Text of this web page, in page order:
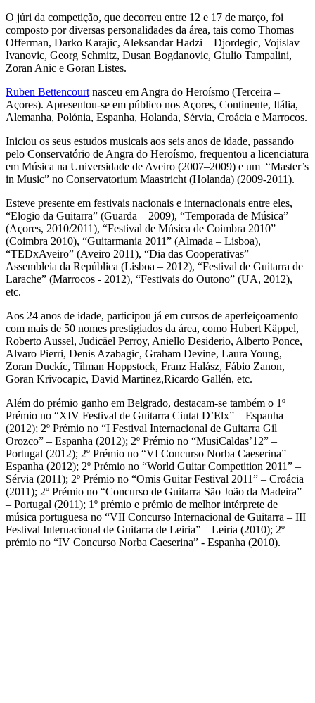
O júri da competição, que decorreu entre 12 e 17 de março, foi
composto por diversas personalidades da área, tais como Thomas
Offerman, Darko Karajic, Aleksandar Hadzi – Djordegic, Vojislav
Ivanovic, Georg Schmitz, Dusan Bogdanovic, Giulio Tampalini,
Zoran Anic e Goran Listes.
Ruben Bettencourt nasceu em Angra do Heroísmo (Terceira –
Açores). Apresentou-se em público nos Açores, Continente, Itália,
Alemanha, Polónia, Espanha, Holanda, Sérvia, Croácia e Marrocos.
Iniciou os seus estudos musicais aos seis anos de idade, passando
pelo Conservatório de Angra do Heroísmo, frequentou a licenciatura
em Música na Universidade de Aveiro (2007–2009) e um “Master’s
in Music” no Conservatorium Maastricht (Holanda) (2009-2011).
Esteve presente em festivais nacionais e internacionais entre eles,
“Elogio da Guitarra” (Guarda – 2009), “Temporada de Música”
(Açores, 2010/2011), “Festival de Música de Coimbra 2010”
(Coimbra 2010), “Guitarmania 2011” (Almada – Lisboa),
“TEDxAveiro” (Aveiro 2011), “Dia das Cooperativas” –
Assembleia da República (Lisboa – 2012), “Festival de Guitarra de
Larache” (Marrocos - 2012), “Festivais do Outono” (UA, 2012),
etc.
Aos 24 anos de idade, participou já em cursos de aperfeiçoamento
com mais de 50 nomes prestigiados da área, como Hubert Käppel,
Roberto Aussel, Judicäel Perroy, Aniello Desiderio, Alberto Ponce,
Alvaro Pierri, Denis Azabagic, Graham Devine, Laura Young,
Zoran Duckíc, Tilman Hoppstock, Franz Halász, Fábio Zanon,
Goran Krivocapic, David Martinez,Ricardo Gallén, etc.
Além do prémio ganho em Belgrado, destacam-se também o 1º
Prémio no “XIV Festival de Guitarra Ciutat D’Elx” – Espanha
(2012); 2º Prémio no “I Festival Internacional de Guitarra Gil
Orozco” – Espanha (2012); 2º Prémio no “MusiCaldas’12” –
Portugal (2012); 2º Prémio no “VI Concurso Norba Caeserina” –
Espanha (2012); 2º Prémio no “World Guitar Competition 2011” –
Sérvia (2011); 2º Prémio no “Omis Guitar Festival 2011” – Croácia
(2011); 2º Prémio no “Concurso de Guitarra São João da Madeira”
– Portugal (2011); 1º prémio e prémio de melhor intérprete de
música portuguesa no “VII Concurso Internacional de Guitarra – III
Festival Internacional de Guitarra de Leiria” – Leiria (2010); 2º
prémio no “IV Concurso Norba Caeserina” - Espanha (2010).